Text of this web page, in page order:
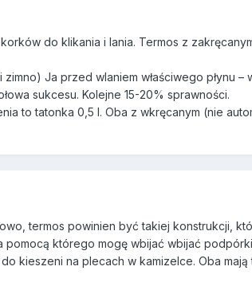
do klikania i lania. Termos z
Ja przed wlaniem właściwego płynu –
sukcesu. Kolejne 15-20% sprawności.
to tatonka 0,5 l. Oba z wkręcanym (nie
termos powinien być takiej konstrukcji,
pomocą którego mogę wbijać wbijać
kieszeni na plecach w kamizelce. Oba